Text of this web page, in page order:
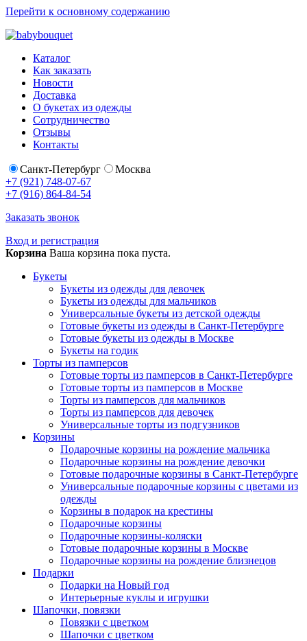
Перейти к основному содержанию
Каталог
Как заказать
Новости
Доставка
О букетах из одежды
Сотрудничество
Отзывы
Контакты
Санкт-Петербург
Москва
+7 (921) 748-07-67
+7 (916) 864-84-54
Заказать звонок
Вход и регистрация
Корзина Ваша корзина пока пуста.
Букеты
Букеты из одежды для девочек
Букеты из одежды для мальчиков
Универсальные букеты из детской одежды
Готовые букеты из одежды в Санкт-Петербурге
Готовые букеты из одежды в Москве
Букеты на годик
Торты из памперсов
Готовые торты из памперсов в Санкт-Петербурге
Готовые торты из памперсов в Москве
Торты из памперсов для мальчиков
Торты из памперсов для девочек
Универсальные торты из подгузников
Корзины
Подарочные корзины на рождение мальчика
Подарочные корзины на рождение девочки
Готовые подарочные корзины в Санкт-Петербурге
Универсальные подарочные корзины с цветами из
одежды
Корзины в подарок на крестины
Подарочные корзины
Подарочные корзины-коляски
Готовые подарочные корзины в Москве
Подарочные корзины на рождение близнецов
Подарки
Подарки на Новый год
Интерьерные куклы и игрушки
Шапочки, повязки
Повязки с цветком
Шапочки с цветком